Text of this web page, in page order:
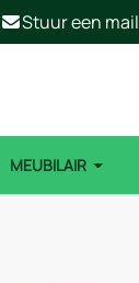
Stuur een mail
MEUBILAIR